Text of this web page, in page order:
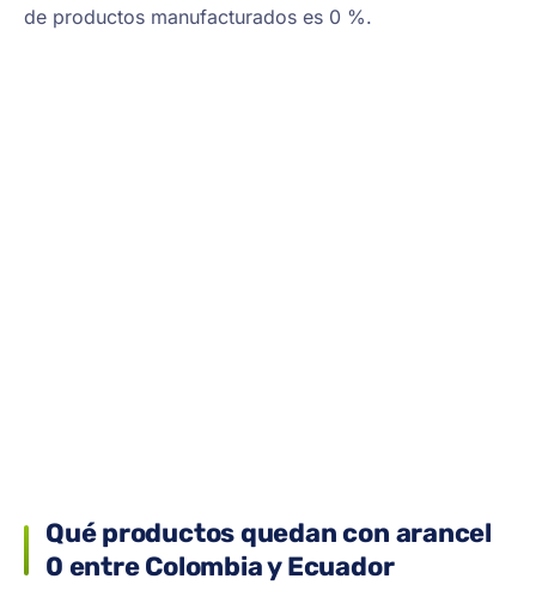
de productos manufacturados es 0 %.
Qué productos quedan con arancel
0 entre Colombia y Ecuador